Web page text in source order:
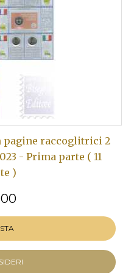
pagine raccoglitrici 2
- Prima parte ( 11
)